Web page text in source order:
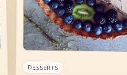
DESSERTS